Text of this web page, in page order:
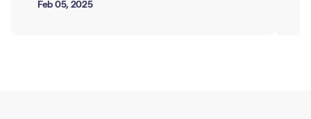
Feb 05, 2025